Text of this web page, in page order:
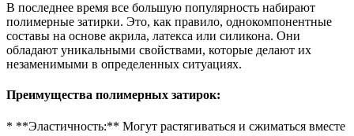
В последнее время все большую популярность набирают
полимерные затирки. Это, как правило, однокомпонентные
составы на основе акрила, латекса или силикона. Они
обладают уникальными свойствами, которые делают их
незаменимыми в определенных ситуациях.
Преимущества полимерных затирок:
* **Эластичность:** Могут растягиваться и сжиматься вместе